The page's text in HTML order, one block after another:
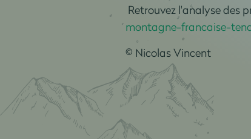
Retrouvez l'analyse des
montagne-francaise-
© Nicolas Vincent